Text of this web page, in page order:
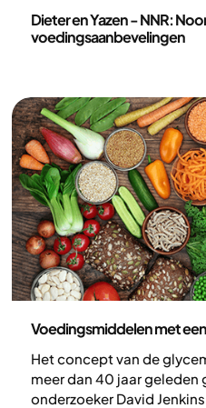
Dieter en Yazen - NNR:
voedingsaanbevelingen
Voedingsmiddelen met
Het concept van de
meer dan 40 jaar
onderzoeker David Jenkins